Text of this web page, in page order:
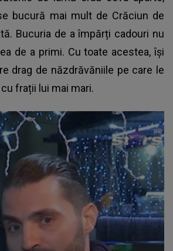
bucură mai mult de Crăciun de
Bucuria de a împărți cadouri nu
de a primi. Cu toate acestea, își
drag de năzdrăvăniile pe care le
frații lui mai mari.